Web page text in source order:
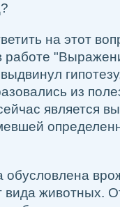
на этот
из
является
обусловлена
животных.